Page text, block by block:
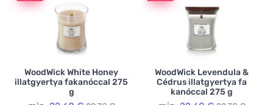
WoodWick White Honey
illatgyertya fakanóccal 275
g
WoodWick Levendula &
Cédrus illatgyertya fa
kanóccal 275 g